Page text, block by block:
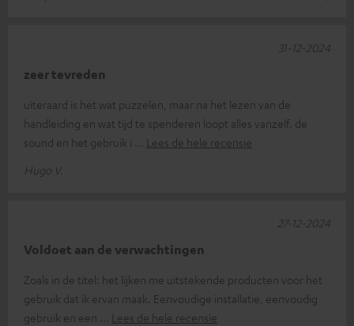
zeer tevreden
uiteraard is het wat puzzelen, maar na het lezen van de
handleiding en wat tijd te spenderen loopt alles vanzelf. de
sound en het gebruik i
Lees de hele recensie
Hugo V.
31-12-2024
Voldoet aan de verwachtingen
Zoals in de titel: het lijken me uitstekende producten voor het
gebruik dat ik ervan maak. Eenvoudige installatie, eenvoudig
gebruik en een
Lees de hele recensie
27-12-2024